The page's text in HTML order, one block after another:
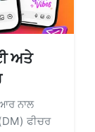
ਅਤੇ
ਨਾਲ
ਫੀਚਰ